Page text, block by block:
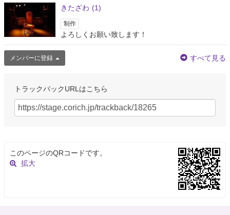
きたざわ (1)
制作
よろしくお願い致します！
メンバーに登録 すべて見る
トラックバックURLはこちら
このページのQRコードです。
拡大